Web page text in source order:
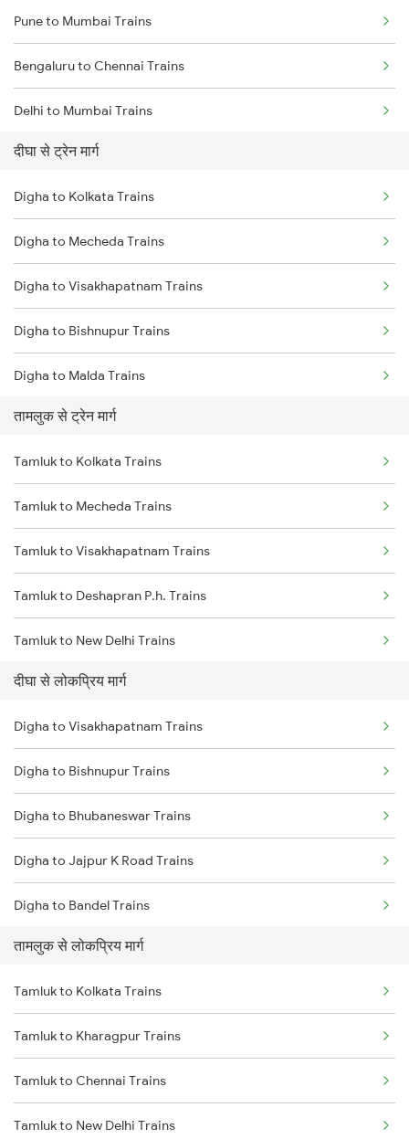
Pune to Mumbai Trains
Bengaluru to Chennai Trains
Delhi to Mumbai Trains
Mumbai to Pune Trains
Delhi to Jammu Trains
Mumbai to Delhi Trains
Mumbai to Goa Trains
Chennai to Coimbatore Trains
दीघा से ट्रेन मार्ग
Digha to Kolkata Trains
Digha to Mecheda Trains
Digha to Visakhapatnam Trains
Digha to Bishnupur Trains
Digha to Malda Trains
Digha to Nabadwip Trains
Digha to Siliguri Trains
Digha to Panskura Trains
Digha to Kasibugga Trains
तामलुक से ट्रेन मार्ग
Tamluk to Kolkata Trains
Tamluk to Mecheda Trains
Tamluk to Visakhapatnam Trains
Tamluk to Deshapran P.h. Trains
Tamluk to New Delhi Trains
Tamluk to Siliguri Trains
Tamluk to Puri Trains
Tamluk to Jajpur K Road Trains
Tamluk to Kharagpur Trains
Tamluk to Chennai Trains
दीघा से लोकप्रिय मार्ग
Digha to Visakhapatnam Trains
Digha to Bishnupur Trains
Digha to Bhubaneswar Trains
Digha to Jajpur K Road Trains
Digha to Bandel Trains
Digha to Asansol Trains
Digha to Brahmapur Trains
Digha to Durgapur Trains
Digha to Kolkata Trains
Digha to Kharagpur Trains
तामलुक से लोकप्रिय मार्ग
Tamluk to Kolkata Trains
Tamluk to Kharagpur Trains
Tamluk to Chennai Trains
Tamluk to New Delhi Trains